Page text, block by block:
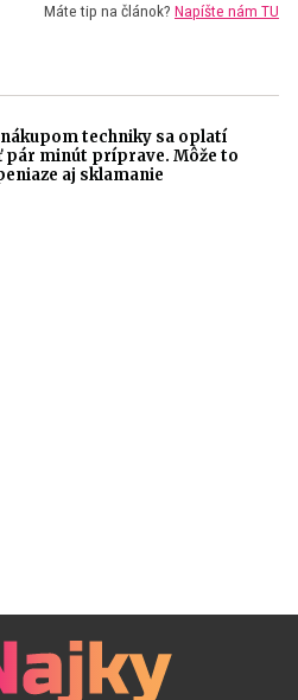
Máte tip na článok? Napíšte nám TU
techniky sa oplatí
pár minút príprave. Môže to
aj sklamanie